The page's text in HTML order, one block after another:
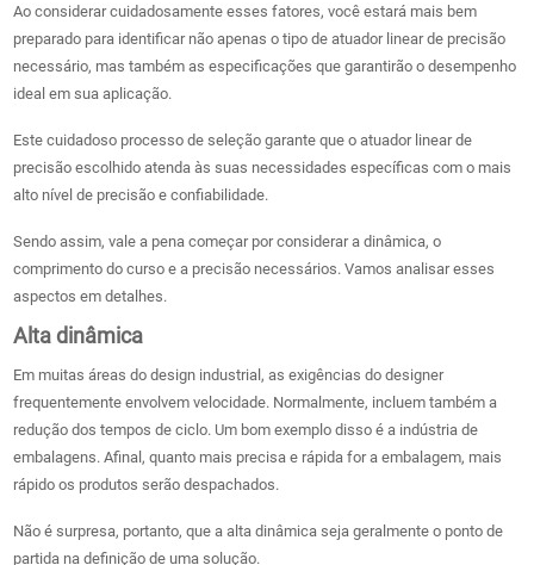
Ao considerar cuidadosamente esses fatores, você estará mais bem
preparado para identificar não apenas o tipo de atuador linear de precisão
necessário, mas também as especificações que garantirão o desempenho
ideal em sua aplicação.
Este cuidadoso processo de seleção garante que o atuador linear de
precisão escolhido atenda às suas necessidades específicas com o mais
alto nível de precisão e confiabilidade.
Sendo assim, vale a pena começar por considerar a dinâmica, o
comprimento do curso e a precisão necessários. Vamos analisar esses
aspectos em detalhes.
Alta dinâmica
Em muitas áreas do design industrial, as exigências do designer
frequentemente envolvem velocidade. Normalmente, incluem também a
redução dos tempos de ciclo. Um bom exemplo disso é a indústria de
embalagens. Afinal, quanto mais precisa e rápida for a embalagem, mais
rápido os produtos serão despachados.
Não é surpresa, portanto, que a alta dinâmica seja geralmente o ponto de
partida na definição de uma solução.